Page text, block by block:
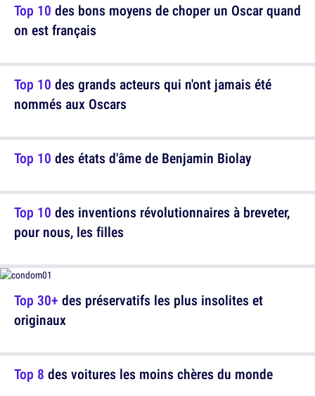
Top 10 des bons moyens de choper un Oscar quand
on est français
Top 10 des états d'âme de Benjamin Biolay
Top 10 des inventions révolutionnaires à breveter,
pour nous, les filles
Top 8 des voitures les moins chères du monde
Top 10 des grands acteurs qui n'ont jamais été
nommés aux Oscars
Top 30+ des préservatifs les plus insolites et
originaux